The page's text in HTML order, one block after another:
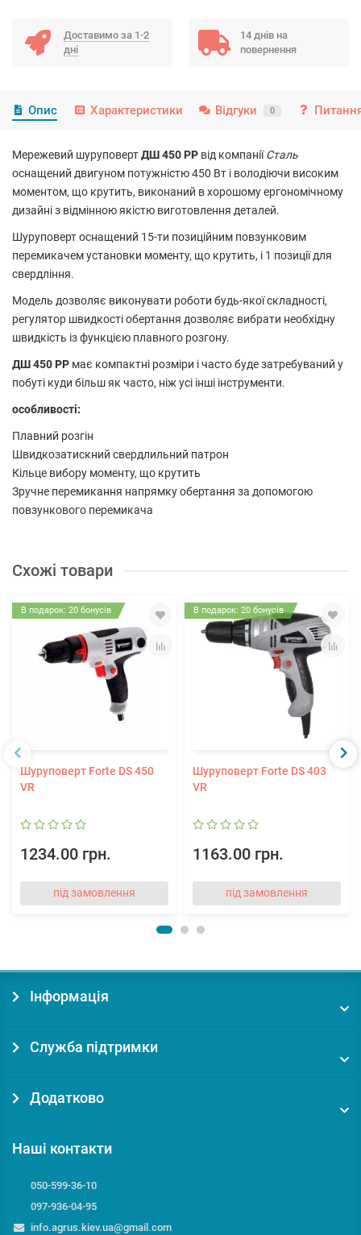
Доставимо за 1-2
дні
14 днів на
повернення
Опис Характеристики Відгуки 0
Мережевий шуруповертДШ 450 РР від компаніїСталь
оснащений двигуном потужністю 450 Вт і володіючи високим
моментом, що крутить, виконаний в хорошому ергономічному
дизайні з відмінною якістю виготовлення деталей.
Шуруповерт оснащений 15-ти позиційним повзунковим
перемикачем установки моменту, що крутить, і 1 позиції для
свердління.
Модель дозволяє виконувати роботи будь-якої складності,
регулятор швидкості обертання дозволяє вибрати необхідну
швидкість із функцією плавного розгону.
ДШ 450 РР має компактні розміри і часто буде затребуваний у
побуті куди більш як часто, ніж усі інші інструменти.
особливості:
Плавний розгін
Швидкозатискний свердлильний патрон
Кільце вибору моменту, що крутить
Зручне перемикання напрямку обертання за допомогою
повзункового перемикача
Схожі товари
В подарок: 20 бонусів
Шуруповерт Forte DS 450
VR
1234.00 грн.
під замовлення
В подарок: 20 бонусів
Шуруповерт Forte DS 403
VR
1163.00 грн.
під замовлення
Інформація
Служба підтримки
Додатково
Наші контакти
050-599-36-10
097-936-04-95
info.agrus.kiev.ua@gmail.com